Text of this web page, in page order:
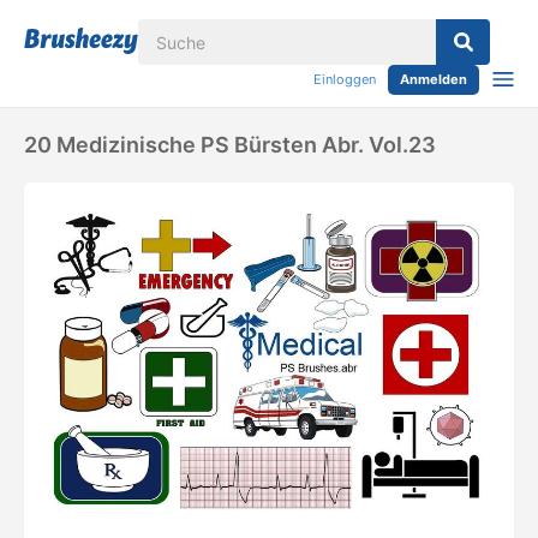
Einloggen Anmelden
20 Medizinische PS Bürsten Abr. Vol.23